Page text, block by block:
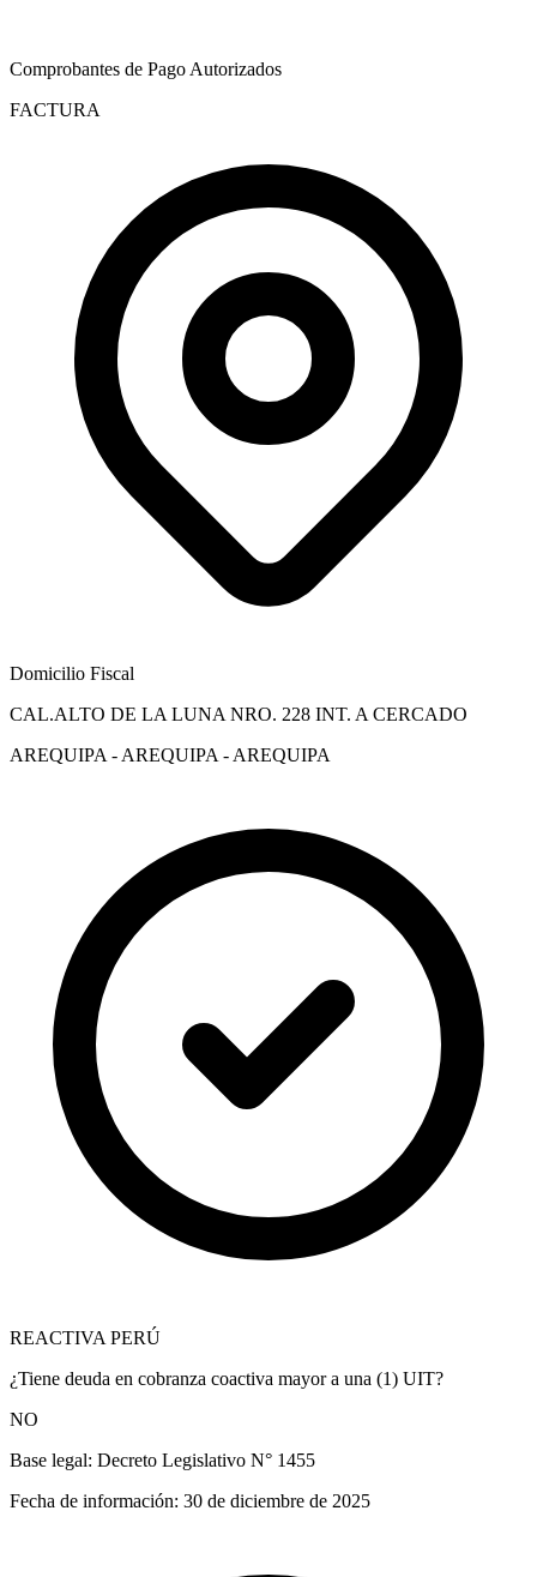
Comprobantes de Pago Autorizados
FACTURA
Domicilio Fiscal
CAL.ALTO DE LA LUNA NRO. 228 INT. A CERCADO
AREQUIPA - AREQUIPA - AREQUIPA
REACTIVA PERÚ
¿Tiene deuda en cobranza coactiva mayor a una (1) UIT?
NO
Base legal: Decreto Legislativo N° 1455
Fecha de información: 30 de diciembre de 2025